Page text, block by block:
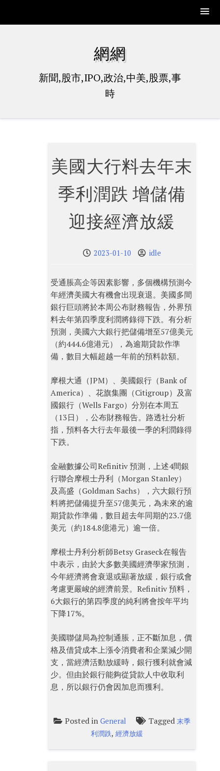
網網
新聞,股市,IPO,政治,中美,股票,事
時
美國大行料去年末
季利潤跌 增儲備
迎接經濟放緩
2023-01-10 idle
受通脹高企等因素影響，多個機構預測今
年經濟美國大有機會出現衰退。美國多間
銀行巨頭將於本周公布財務報告，外界預
料去年第四季度利潤將錄得下跌。有分析
預測，美國六大銀行把儲備增至57億美元
（約444.6億港元），為逾期貸款作準
備，數目大幅超越一年前的預料款額。
摩根大通（JPM）、美國銀行（Bank of
America）、花旗集團（Citigroup）及富
國銀行（Wells Fargo）分別在本周五
（13日），公布財務報告。路透社分析
指，預料各大行去年最後一季的利潤錄得
下跌。
金融數據公司Refinitiv 預測，上述4間銀
行聯合摩根士丹利（Morgan Stanley）
及高盛（Goldman Sachs），六大銀行預
料將把儲備提升至57億美元，為未來的逾
期貸款作準備，數目超去年同期的23.7億
美元（約184.8億港元）逾一倍。
摩根士丹利分析師Betsy Graseck在報告
中表示，由於大多數美國經濟學家預測，
今年經濟將會衰退或顯著放緩，銀行或會
考慮更嚴峻的經濟前景。Refinitiv 預料，
6大銀行的第四季度的純利將會按年平均
下降17%。
美國聯儲局為控制通脹，正不斷加息，價
格及借貸成本上漲令消費者和企業減少開
支，當經濟活動放緩時，銀行獲利就會減
少。但由於銀行能夠從貸款人中收取利
息，所以銀行仍會因加息而獲利。
Posted in General Tagged 末季
利潤跌,經濟放緩